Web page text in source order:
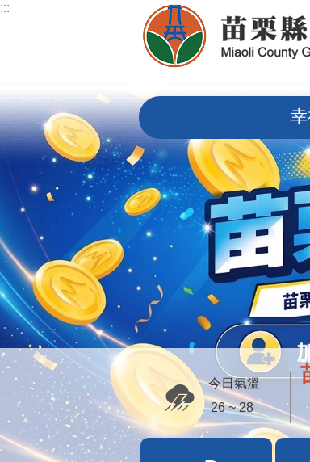
跳到主要內容區塊
:::
今日氣溫
26 ~ 28